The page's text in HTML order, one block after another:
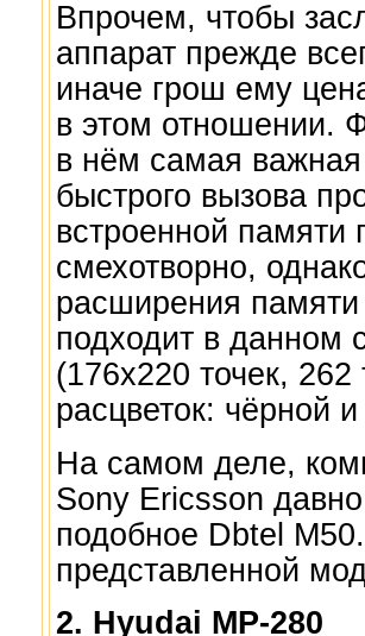
Впрочем, чтобы
аппарат прежде
иначе грош ему
в этом отношении.
в нём самая
быстрого вызова
встроенной
смехотворно,
расширения
подходит в данном
(176x220 точек,
расцветок: чёрной
На самом деле,
Sony Ericsson
подобное Dbtel
представленной
2. Hyudai MP-280